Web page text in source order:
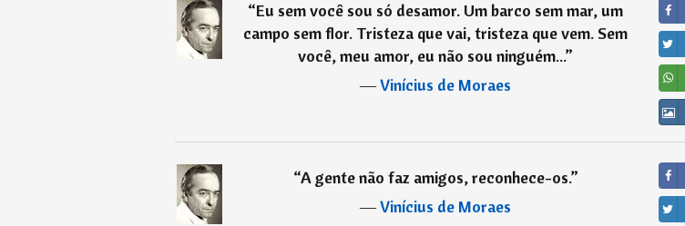
“Eu sem você sou só desamor. Um barco sem mar, um
campo sem flor. Tristeza que vai, tristeza que vem. Sem
você, meu amor, eu não sou ninguém...”
―Vinícius de Moraes
“A gente não faz amigos, reconhece-os.”
―Vinícius de Moraes